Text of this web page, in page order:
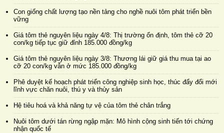
Con giống chất lượng tạo nền tảng cho nghề nuôi tôm phát triển bền
vững
Giá tôm thẻ nguyên liệu ngày 4/8: Thị trường ổn định, tôm thẻ cỡ 20
con/kg tiếp tục giữ đỉnh 185.000 đồng/kg
Giá tôm thẻ nguyên liệu ngày 3/8: Thương lái giữ giá thu mua tại ao
cỡ 20 con/kg vẫn ở mức 185.000 đồng/kg
Phê duyệt kế hoạch phát triển công nghiệp sinh học, thúc đẩy đổi mới
lĩnh vực chăn nuôi, thú y và thủy sản
Hệ tiêu hoá và khả năng tự vệ của tôm thẻ chân trắng
Nuôi tôm dưới tán rừng ngập mặn: Mô hình cộng sinh tiến tới chứng
nhận quốc tế